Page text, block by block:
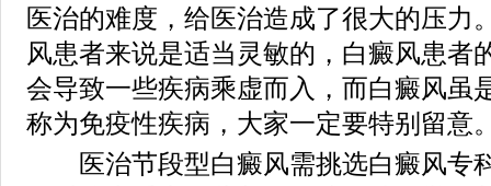
医治的难度，给医治造成了很大的压力
风患者来说是适当灵敏的，白癜风患者
会导致一些疾病乘虚而入，而白癜风虽
称为免疫性疾病，大家一定要特别留意
医治节段型白癜风需挑选白癜风专